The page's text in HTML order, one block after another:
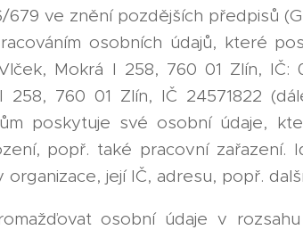
679 ve znění pozdějších předpisů
osobních údajů, které
Mokrá I 258, 760 01 Zlín, IČ:
258, 760 01 Zlín, IČ 24571822
poskytuje své osobní údaje,
popř. také pracovní zařazení.
její IČ, adresu, popř.
osobní údaje v